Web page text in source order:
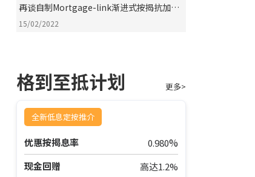
再谈自制Mortgage-link渐进式按揭抗加息
(上)
15/02/2022
格到至抵计划 更多>
全新低息定按推介
优惠按揭息率 0.980%
现金回赠
高达1.2%